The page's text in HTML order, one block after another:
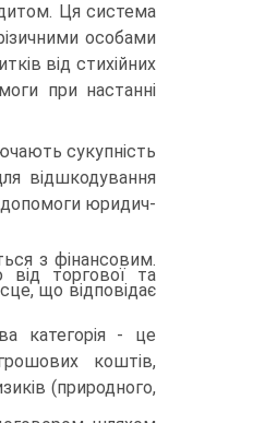
Ця система
особами
від стихійних
при настанні
сукупність
відшкодування
допомоги юридич­
з фінансовим.
від торгової та
що відповідає
категорія - це
коштів,
(природного,